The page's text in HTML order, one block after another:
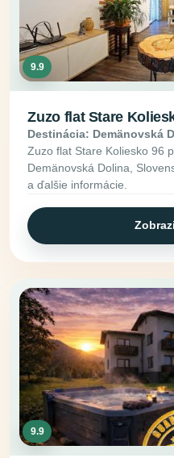
9.9
Zuzo flat Stare
Destinácia: Demänovská
Zuzo flat Stare Koliesko 96
Demänovská Dolina,
a ďalšie informácie.
9.9